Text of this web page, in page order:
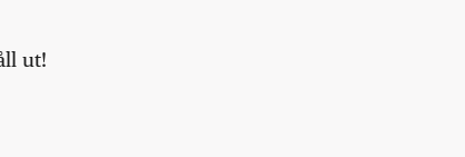
ut!